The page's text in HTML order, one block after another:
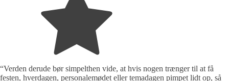
“Verden derude bør simpelthen vide, at hvis nogen trænger til at få
festen, hverdagen, personalemødet eller temadagen pimpet lidt op, så